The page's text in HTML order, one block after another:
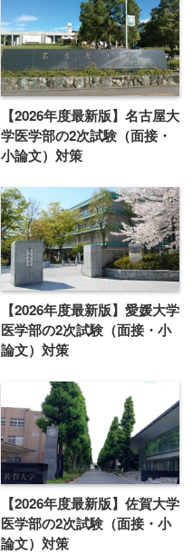
【2026年度最新版】名古屋大
学医学部の2次試験（面接・
小論文）対策
【2026年度最新版】愛媛大学
医学部の2次試験（面接・小
論文）対策
【2026年度最新版】佐賀大学
医学部の2次試験（面接・小
論文）対策